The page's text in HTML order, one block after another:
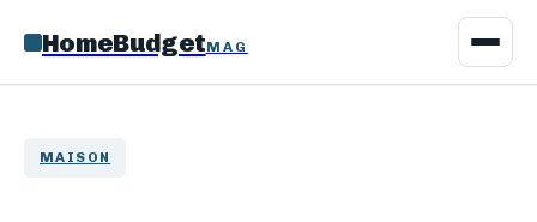
HomeBudgetMAG
MAISON